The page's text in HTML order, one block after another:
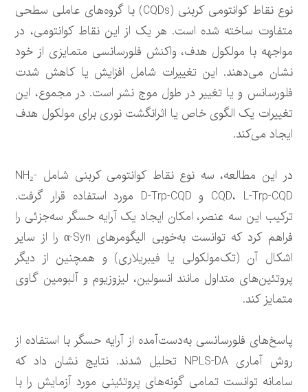
نوع نقاط کوانتومی کربنی (CQDs) با گروه‌های عاملی سطحی
متفاوت ساخته شده است. هر یک از این نقاط کوانتومی، در
مواجهه با مولکول هدف، واکنش فلورسانسی متمایزی از خود
نشان می‌دهند. این تغییرات شامل افزایش یا کاهش شدت
فلورسانس و یا تغییر در طول موج نشر است. در مجموع، این
تغییرات یک الگوی خاص یا اثرانگشت نوری برای مولکول هدف
ایجاد می‌کند.
در این مطالعه، سه نوع نقاط کوانتومی کربنی شامل NH₂-
CQD، L-Trp-CQD و D-Trp-CQD مورد استفاده قرار گرفت.
ترکیب این سه عنصر، امکان ایجاد یک آرایه حسگر سه‌جزئی را
فراهم کرد که توانست به‌خوبی الیگومرهای α-Syn را از سایر
اشکال آن (تک‌مولکولی یا فیبریلاری) و همچنین از دیگر
پروتئین‌های متداول مانند انسولین، لیزوزیوم و آلبومین گاوی
متمایز کند.
پاسخ‌های فلورسانسی به‌دست‌آمده از آرایه حسگر با استفاده از
روش آماری NPLS-DA تحلیل شدند. نتایج نشان داد که
سامانه توانست تمامی گونه‌های پروتئینی مورد آزمایش را با